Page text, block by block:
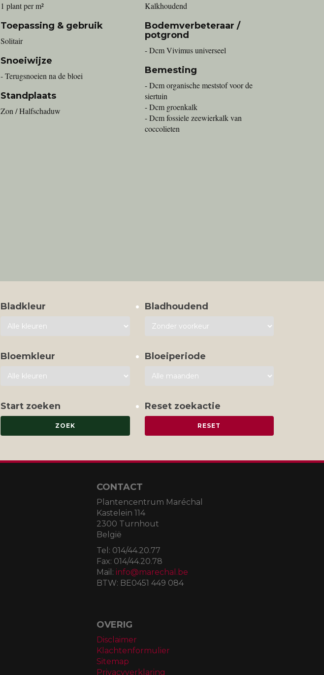
1 plant per m²
Toepassing & gebruik
Solitair
Snoeiwijze
- Terugsnoeien na de bloei
Standplaats
Zon / Halfschaduw
Kalkhoudend
Bodemverbeteraar /
potgrond
- Dcm Vivimus universeel
Bemesting
- Dcm organische meststof voor de
siertuin
- Dcm groenkalk
- Dcm fossiele zeewierkalk van
coccolieten
Bladkleur Bladhoudend
Bloemkleur Bloeiperiode
Start zoeken Reset zoekactie
CONTACT
Plantencentrum Maréchal
Kastelein 114
2300 Turnhout
België
Tel: 014/44.20.77
Fax: 014/44.20.78
Mail: info@marechal.be
BTW: BE0451 449 084
OVERIG
Disclaimer
Klachtenformulier
Sitemap
Privacyverklaring